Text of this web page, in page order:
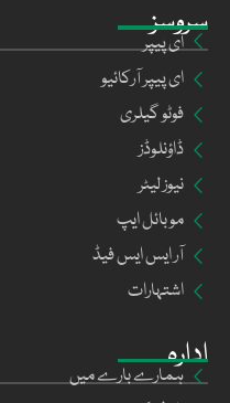
ادارہ
ہمارے بارے میں
سروسز
ای پیپر
ای پیپر آرکائیو
فوٹو گیلری
ڈاؤنلوڈز
نیوز لیٹر
موبائل ایپ
آر ایس ایس فیڈ
اشتہارات